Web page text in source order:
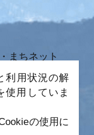
まちネット
内
利用状況の解
使用していま
の使用に